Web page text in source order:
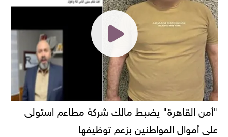
"أمن القاهرة" يضبط مالك شركة مطاعم استولى
على أموال المواطنين بزعم توظيفها